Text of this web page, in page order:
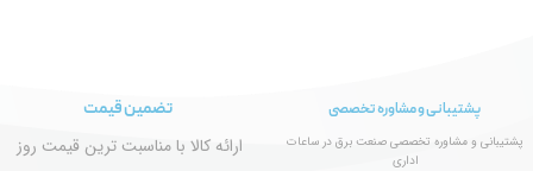
پشتیبانی و مشاوره تخصصی
پشتیبانی و مشاوره تخصصی صنعت برق در ساعات
اداری
تضمین قیمت
ارائه کالا با مناسبت ترین قیمت روز